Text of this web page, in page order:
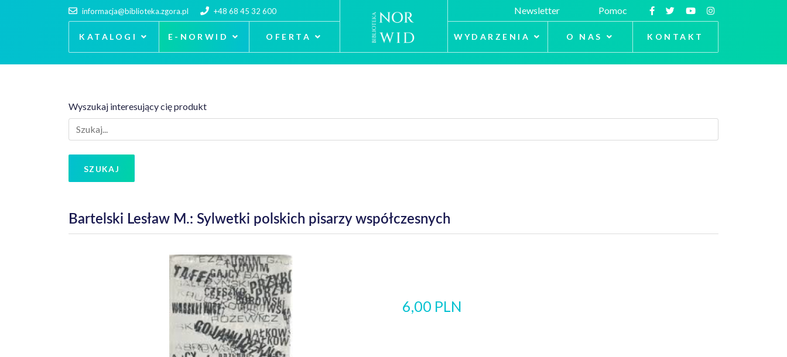
informacja@biblioteka.zgora.pl +48 68 45 32 600
KATALOGI E-NORWID OFERTA
Newsletter Pomoc
WYDARZENIA O NAS KONTAKT
Wyszukaj interesujący cię produkt
SZUKAJ
Bartelski Lesław M.: Sylwetki polskich pisarzy współczesnych
6,00 PLN